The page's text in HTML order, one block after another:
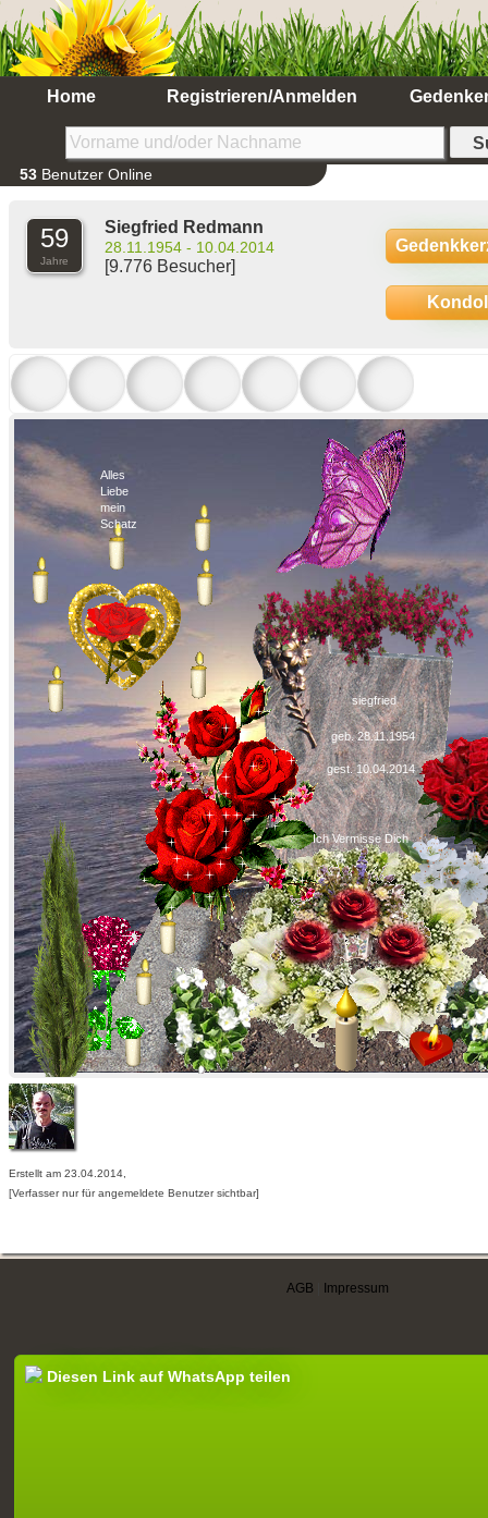
Home Registrieren/Anmelden
53 Benutzer Online
59
Jahre
Siegfried Redmann
28.11.1954 - 10.04.2014
[9.776 Besucher]
Alles
Liebe
mein
Schatz
siegfried
geb. 28.11.1954
gest. 10.04.2014
Ich Vermisse Dich
Erstellt am 23.04.2014,
[Verfasser nur für angemeldete Benutzer sichtbar]
AGB Impressum
Diesen Link auf WhatsApp teilen